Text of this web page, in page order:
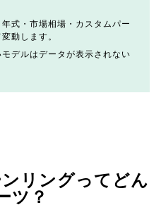
式・市場相場・カスタムパー
動します。
デルはデータが表示されない
リングってどん
ツ？